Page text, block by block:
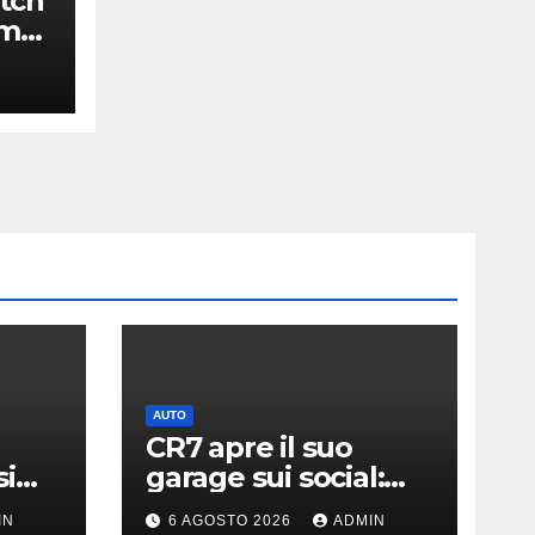
i
AUTO
CR7 apre il suo
garage sui social:
svelati i “giocattoli”
6 AGOSTO 2026 ADMIN